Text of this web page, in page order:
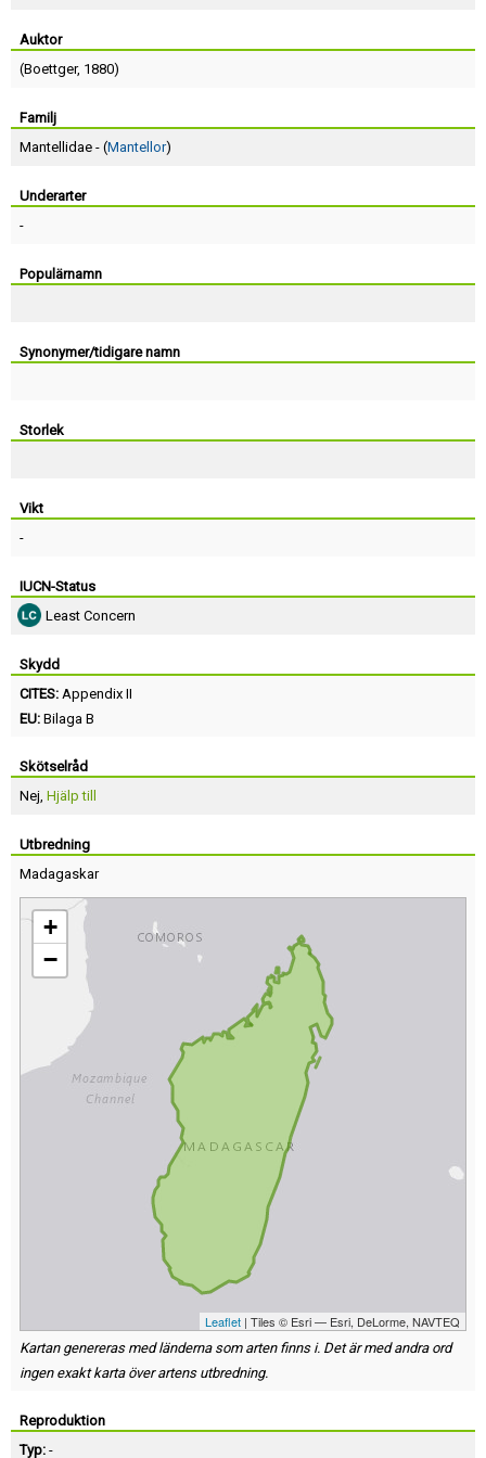
Auktor
(Boettger, 1880)
Familj
Mantellidae - (Mantellor)
Underarter
-
Populärnamn
Synonymer/tidigare namn
Storlek
Vikt
-
IUCN-Status
Least Concern
Skydd
CITES: Appendix II
EU: Bilaga B
Skötselråd
Nej, Hjälp till
Utbredning
Madagaskar
+
−
Leaflet | Tiles © Esri — Esri, DeLorme, NAVTEQ
Kartan genereras med länderna som arten finns i. Det är med andra ord
ingen exakt karta över artens utbredning.
Reproduktion
Typ: -